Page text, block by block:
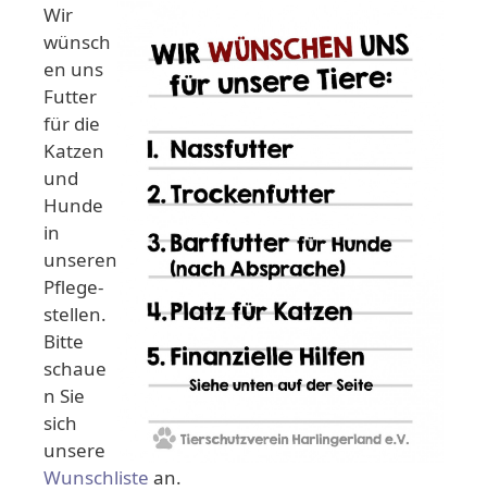
Wir
wünsch
en uns
Futter
für die
Katzen
und
Hunde
in
unseren
Pflege-
stellen.
Bitte
schaue
n Sie
sich
unsere
Wunschliste an.